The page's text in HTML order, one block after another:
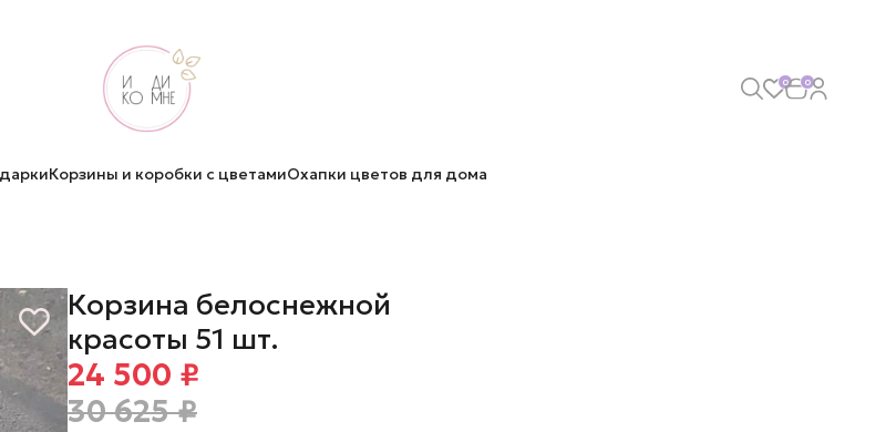
0 0
Корзины и коробки с цветамиОхапки цветов для дома
Корзина белоснежной
красоты 51 шт.
24 500 ₽
30 625 ₽